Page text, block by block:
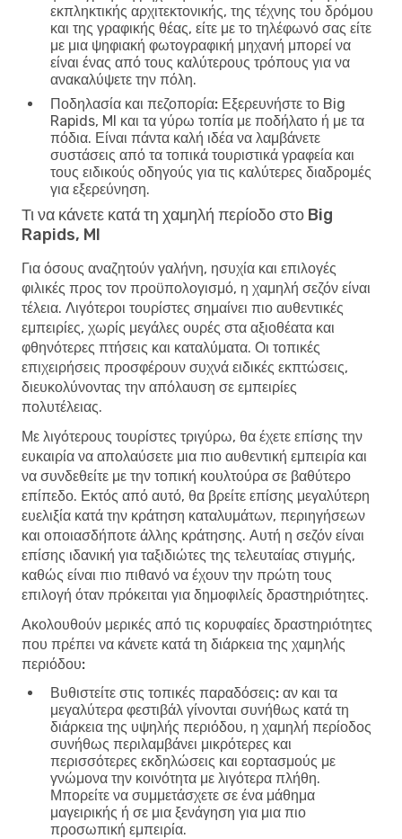
εκπληκτικής αρχιτεκτονικής, της τέχνης του δρόμου
και της γραφικής θέας, είτε με το τηλέφωνό σας είτε
με μια ψηφιακή φωτογραφική μηχανή μπορεί να
είναι ένας από τους καλύτερους τρόπους για να
ανακαλύψετε την πόλη.
Ποδηλασία και πεζοπορία: Εξερευνήστε το Big
Rapids, MI και τα γύρω τοπία με ποδήλατο ή με τα
πόδια. Είναι πάντα καλή ιδέα να λαμβάνετε
συστάσεις από τα τοπικά τουριστικά γραφεία και
τους ειδικούς οδηγούς για τις καλύτερες διαδρομές
για εξερεύνηση.
Τι να κάνετε κατά τη χαμηλή περίοδο στο Big
Rapids, MI
Για όσους αναζητούν γαλήνη, ησυχία και επιλογές
φιλικές προς τον προϋπολογισμό, η χαμηλή σεζόν είναι
τέλεια. Λιγότεροι τουρίστες σημαίνει πιο αυθεντικές
εμπειρίες, χωρίς μεγάλες ουρές στα αξιοθέατα και
φθηνότερες πτήσεις και καταλύματα. Οι τοπικές
επιχειρήσεις προσφέρουν συχνά ειδικές εκπτώσεις,
διευκολύνοντας την απόλαυση σε εμπειρίες
πολυτέλειας.
Με λιγότερους τουρίστες τριγύρω, θα έχετε επίσης την
ευκαιρία να απολαύσετε μια πιο αυθεντική εμπειρία και
να συνδεθείτε με την τοπική κουλτούρα σε βαθύτερο
επίπεδο. Εκτός από αυτό, θα βρείτε επίσης μεγαλύτερη
ευελιξία κατά την κράτηση καταλυμάτων, περιηγήσεων
και οποιασδήποτε άλλης κράτησης. Αυτή η σεζόν είναι
επίσης ιδανική για ταξιδιώτες της τελευταίας στιγμής,
καθώς είναι πιο πιθανό να έχουν την πρώτη τους
επιλογή όταν πρόκειται για δημοφιλείς δραστηριότητες.
Ακολουθούν μερικές από τις κορυφαίες δραστηριότητες
που πρέπει να κάνετε κατά τη διάρκεια της χαμηλής
περιόδου:
Βυθιστείτε στις τοπικές παραδόσεις: αν και τα
μεγαλύτερα φεστιβάλ γίνονται συνήθως κατά τη
διάρκεια της υψηλής περιόδου, η χαμηλή περίοδος
συνήθως περιλαμβάνει μικρότερες και
περισσότερες εκδηλώσεις και εορτασμούς με
γνώμονα την κοινότητα με λιγότερα πλήθη.
Μπορείτε να συμμετάσχετε σε ένα μάθημα
μαγειρικής ή σε μια ξενάγηση για μια πιο
προσωπική εμπειρία.